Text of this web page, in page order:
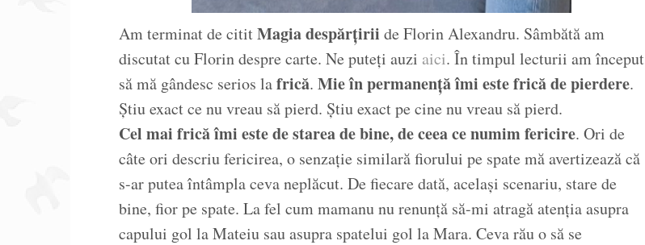
Am terminat de cititMagia despărțirii de Florin Alexandru. Sâmbătă am
discutat cu Florin despre carte. Ne puteți auzi aici. În timpul lecturii am început
să mă gândesc serios lafrică. Mie în permanență îmi este frică de pierdere.
Știu exact ce nu vreau să pierd. Știu exact pe cine nu vreau să pierd.
Cel mai frică îmi este de starea de bine, de ceea ce numim fericire. Ori de
câte ori descriu fericirea, o senzație similară fiorului pe spate mă avertizează că
s-ar putea întâmpla ceva neplăcut. De fiecare dată, același scenariu, stare de
bine, fior pe spate. La fel cum mamanu nu renunță să-mi atragă atenția asupra
capului gol la Mateiu sau asupra spatelui gol la Mara. Ceva rău o să se